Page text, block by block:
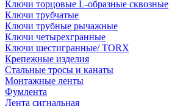
Ключи торцовые L-образные сквозные
Ключи трубчатые
Ключи трубные рычажные
Ключи четырехгранные
Ключи шестигранные/ TORX
Крепежные изделия
Стальные тросы и канаты
Монтажные ленты
Фумлента
Лента сигнальная